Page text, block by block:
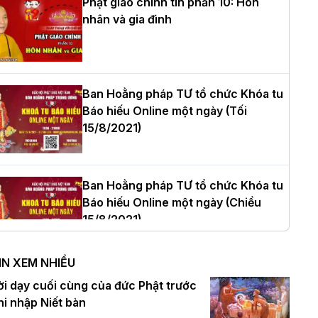
thượng Thích Quảng Tùng tái đắc
Trưởng BTS GHPGVN thành phố Hải
nhiệm kỳ 2026 – 2031
tọa Thích Tâm Chính được suy
tân Trưởng ban Trị sự GHPGVN tỉnh
Nội: Tăng Ni Trường hạ Bồ Đề trang
tác pháp Tiền an cư PL.2570 –
nhân và gia đình
Ban Hoằng pháp TƯ tổ chức Khóa tu
Báo hiếu Online một ngày (Tối
15/8/2021)
Ban Hoằng pháp TƯ tổ chức Khóa tu
Báo hiếu Online một ngày (Chiều
15/8/2021)
Ban Hoằng pháp TƯ tổ chức Khóa tu
Báo hiếu Online một ngày (Sáng
15/8/2021)
XEM NHIỀU
dạy cuối cùng của đức Phật trước
nhập Niết bàn